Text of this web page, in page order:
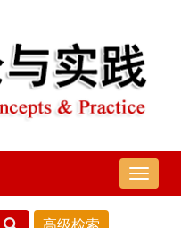
导
航